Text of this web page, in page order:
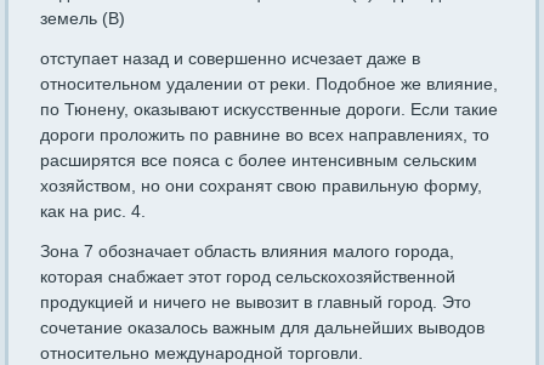
земель (В)
отступает назад и совершенно исчезает даже в
относительном уда­лении от реки. Подобное же влияние,
по Тюнену, оказывают искус­ственные дороги. Если такие
дороги проложить по равнине во всех направлениях, то
расширятся все пояса с более интенсивным сель­ским
хозяйством, но они сохранят свою правильную форму,
как на рис. 4.
Зона 7 обозначает область влияния малого города,
которая снаб­жает этот город сельскохозяйственной
продукцией и ничего не вы­возит в главный город. Это
сочетание оказалось важным для даль­нейших выводов
относительно международной торговли.